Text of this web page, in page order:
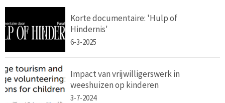
Home
Korte documentaire: 'Hulp of
Hindernis'
6-3-2025
Impact van vrijwilligerswerk in
weeshuizen op kinderen
3-7-2024